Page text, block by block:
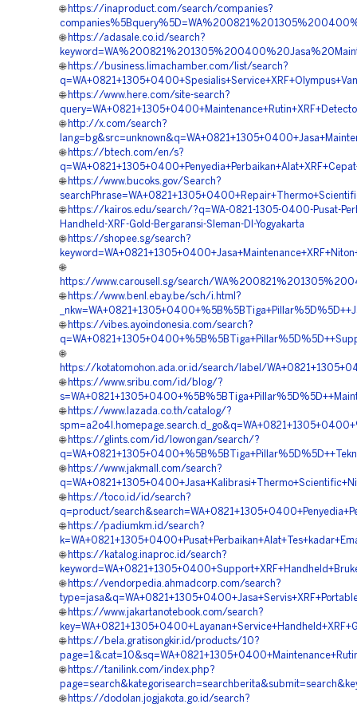
🌐 https://inaproduct.com/search/companies?
🌐 https://adasale.co.id/search?
🌐 https://business.limachamber.com/list/search?
🌐 https://www.here.com/site-search?
🌐 http://x.com/search?
🌐 https://btech.com/en/s?
🌐 https://www.bucoks.gov/Search?
🌐 https://kairos.edu/search/?q=WA-0821-1305-0400-Pusat-
Handheld-XRF-Gold-Bergaransi-Sleman-DI-Yogyakarta
🌐 https://shopee.sg/search?
🌐
https://www.carousell.sg/search/
🌐 https://www.benl.ebay.be/sch/i.html?
🌐 https://vibes.ayoindonesia.com/search?
🌐
https://kotatomohon.ada.or.id/search/label/
🌐 https://www.sribu.com/id/blog/?
🌐 https://www.lazada.co.th/catalog/?
🌐 https://glints.com/id/lowongan/search/?
🌐 https://www.jakmall.com/search?
🌐 https://toco.id/id/search?
q=product/
🌐 https://padiumkm.id/search?
🌐 https://katalog.inaproc.id/search?
🌐 https://vendorpedia.ahmadcorp.com/search?
🌐 https://www.jakartanotebook.com/search?
🌐 https://bela.gratisongkir.id/products/10?
🌐 https://tanilink.com/index.php?
🌐 https://dodolan.jogjakota.go.id/search?